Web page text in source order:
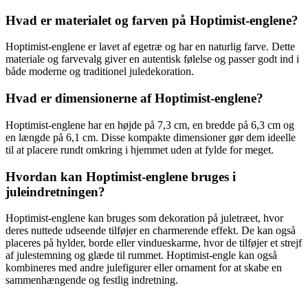
Hvad er materialet og farven på Hoptimist-englene?
Hoptimist-englene er lavet af egetræ og har en naturlig farve. Dette
materiale og farvevalg giver en autentisk følelse og passer godt ind i
både moderne og traditionel juledekoration.
Hvad er dimensionerne af Hoptimist-englene?
Hoptimist-englene har en højde på 7,3 cm, en bredde på 6,3 cm og
en længde på 6,1 cm. Disse kompakte dimensioner gør dem ideelle
til at placere rundt omkring i hjemmet uden at fylde for meget.
Hvordan kan Hoptimist-englene bruges i
juleindretningen?
Hoptimist-englene kan bruges som dekoration på juletræet, hvor
deres nuttede udseende tilføjer en charmerende effekt. De kan også
placeres på hylder, borde eller vindueskarme, hvor de tilføjer et strejf
af julestemning og glæde til rummet. Hoptimist-engle kan også
kombineres med andre julefigurer eller ornament for at skabe en
sammenhængende og festlig indretning.